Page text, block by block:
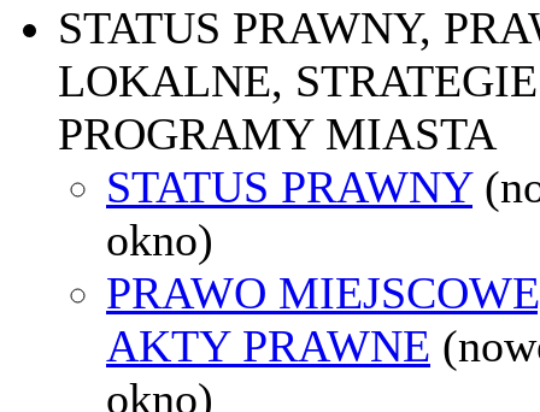
STATUS PRAWNY,
LOKALNE,
PROGRAMY MIASTA
STATUS PRAWNY
okno)
PRAWO
AKTY PRAWNE
okno)